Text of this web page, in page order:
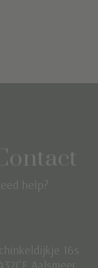
help?
16s
Aalsmeer